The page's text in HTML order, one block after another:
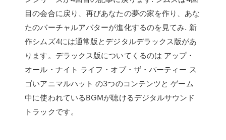
目の会合に戻り、再びあなたの夢の家を作り、あな
たのバーチャルアバターが進化するのを見てみ. 新
作シムズ4には通常版とデジタルデラックス版があ
ります。デラックス版についてくるのは アップ・
オール・ナイト ライフ・オブ・ザ・パーティー ス
ゴいアニマルハット の3つのコンテンツと ゲーム
中に使われているBGMが聴けるデジタルサウンド
トラックです。